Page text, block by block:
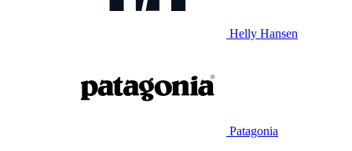
Helly Hansen
Patagonia